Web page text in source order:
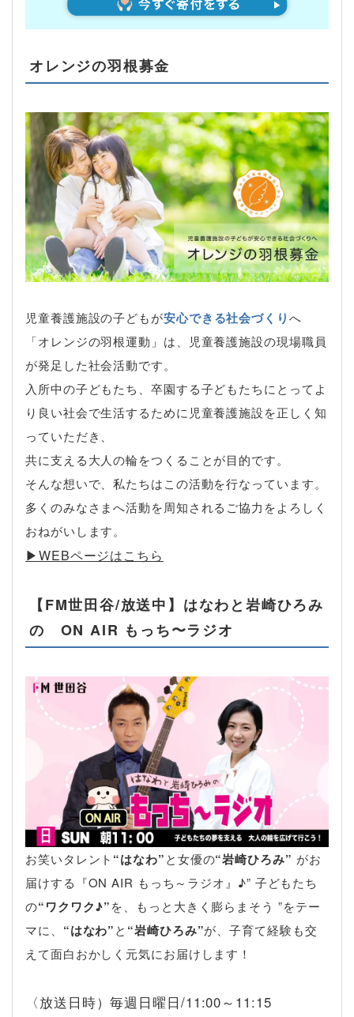
オレンジの羽根募金
児童養護施設の子どもが安心できる社会づくりへ
「オレンジの羽根運動」は、児童養護施設の現場職員
が発足した社会活動です。
入所中の子どもたち、卒園する子どもたちにとってよ
り良い社会で生活するために児童養護施設を正しく知
っていただき、
共に支える大人の輪をつくることが目的です。
そんな想いで、私たちはこの活動を行なっています。
多くのみなさまへ活動を周知されるご協力をよろしく
おねがいします。
▶︎WEBページはこちら
【FM世田谷/放送中】はなわと岩崎ひろみ
の ON AIR もっち〜ラジオ
お笑いタレント “はなわ”と女優の“岩崎ひろみ” がお
届けする『ON AIR もっち～ラジオ』♪” 子どもたち
の“ワクワク♪”を、もっと大きく膨らまそう ”をテー
マに、 “はなわ”と “岩崎ひろみ”が、子育て経験も交
えて面白おかしく元気にお届けします！
〈放送日時）毎週日曜日/11:00～11:15